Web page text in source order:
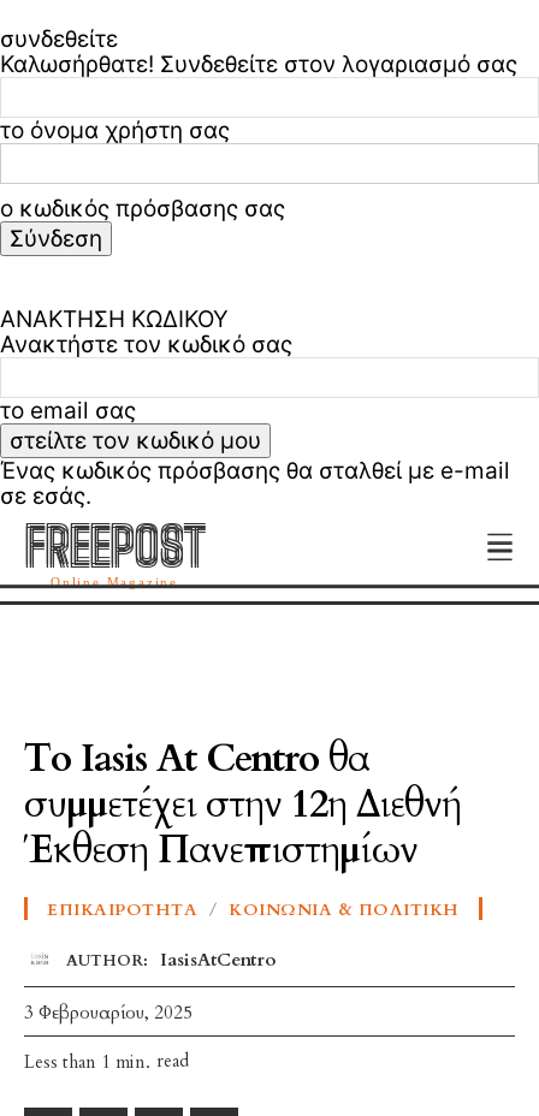
συνδεθείτε
Καλωσήρθατε! Συνδεθείτε στον λογαριασμό σας
το όνομα χρήστη σας
ο κωδικός πρόσβασης σας
ΑΝΑΚΤΗΣΗ ΚΩΔΙΚΟΥ
Ανακτήστε τον κωδικό σας
το email σας
Ένας κωδικός πρόσβασης θα σταλθεί με e-mail
σε εσάς.
FREEPOST
Online Magazine
FREEPOST
Το Iasis At Centro θα
συμμετέχει στην 12η Διεθνή
Έκθεση Πανεπιστημίων
ΕΠΙΚΑΙΡΌΤΗΤΑ ΚΟΙΝΩΝΊΑ & ΠΟΛΙΤΙΚΉ
AUTHOR: IasisAtCentro
3 Φεβρουαρίου, 2025
Less than 1 min. read